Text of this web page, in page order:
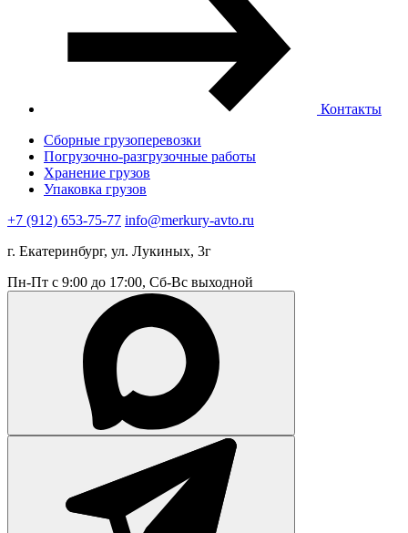
Контакты
Сборные грузоперевозки
Погрузочно-разгрузочные работы
Хранение грузов
Упаковка грузов
+7 (912) 653-75-77 info@merkury-avto.ru
г. Екатеринбург, ул. Лукиных, 3г
Пн-Пт с 9:00 до 17:00, Сб-Вс выходной